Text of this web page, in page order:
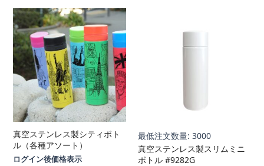
真空ステンレス製シティボト
ル（各種アソート）
ログイン後価格表示
最低注文数量: 3000
真空ステンレス製スリムミニ
ボトル #9282G